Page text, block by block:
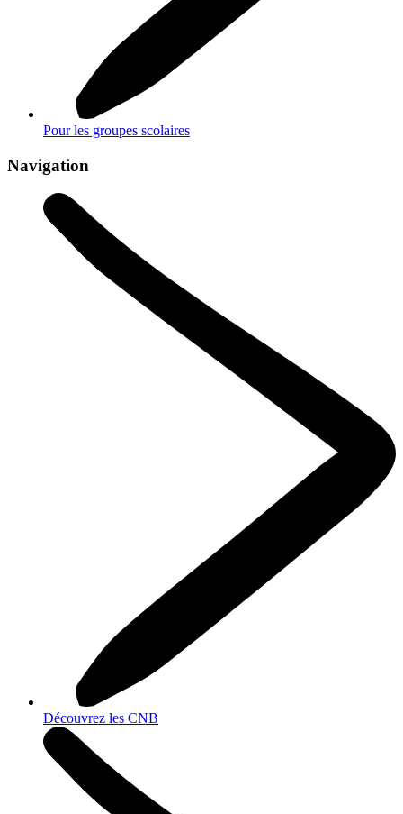
Pour les groupes scolaires
Navigation
Découvrez les CNB